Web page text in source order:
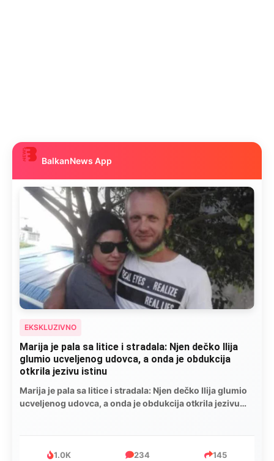
BalkanNews App
EKSKLUZIVNO
Marija je pala sa litice i stradala: Njen dečko Ilija
glumio ucveljenog udovca, a onda je obdukcija
otkrila jezivu istinu
Marija je pala sa litice i stradala: Njen dečko Ilija glumio
ucveljenog udovca, a onda je obdukcija otkrila jezivu
1.0K 234 145